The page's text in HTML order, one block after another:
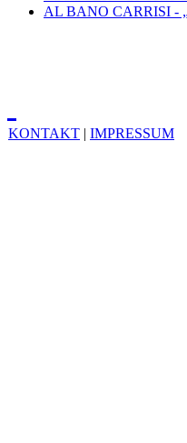
AL BANO CARRISI -
KONTAKT | IMPRESSUM